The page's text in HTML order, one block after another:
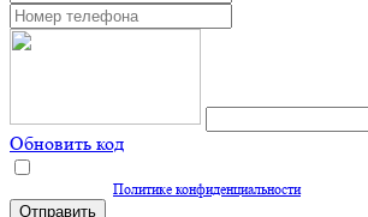
Обновить код
Политике конфиденциальности